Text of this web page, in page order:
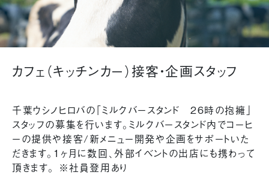
カフェ（キッチンカー）接客・企画スタッフ
千葉ウシノヒロバの「ミルクバースタンド 26時の抱擁」
スタッフの募集を行います。ミルクバースタンド内でコーヒ
ーの提供や接客/新メニュー開発や企画をサポートいた
だきます。1ヶ月に数回、外部イベントの出店にも携わって
頂きます。 ※社員登用あり